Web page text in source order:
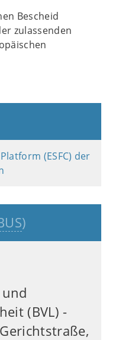
Bescheid
zulassenden
(ESFC) der
)
(BVL) -